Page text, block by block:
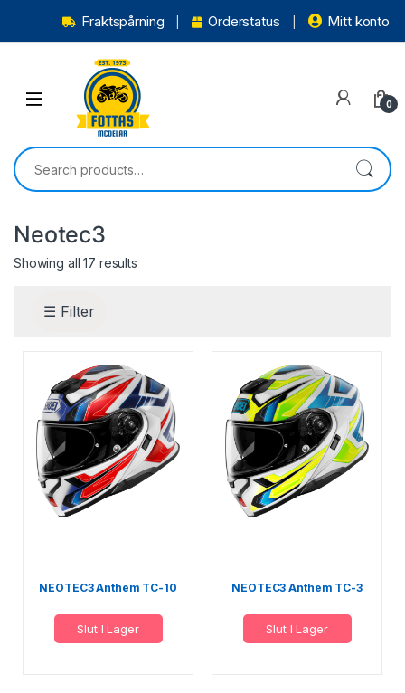
Fraktspårning Orderstatus Mitt konto
0
Neotec3
Showing all 17 results
☰ Filter
NEOTEC3 Anthem TC-10
Slut I Lager
NEOTEC3 Anthem TC-3
Slut I Lager